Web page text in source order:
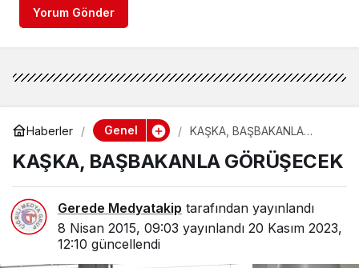
Yorum Gönder
Haberler Genel
KAŞKA, BAŞBAKANLA
KAŞKA, BAŞBAKANLA GÖRÜŞECEK
Gerede Medyatakip tarafından yayınlandı
8 Nisan 2015, 09:03 yayınlandı 20 Kasım 2023,
12:10 güncellendi